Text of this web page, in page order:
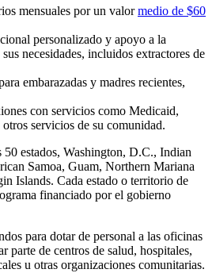
mensuales por un valormedio de $60
personalizado y apoyo a la
necesidades, incluidos extractores de
embarazadas y madres recientes,
con servicios como Medicaid,
servicios de su comunidad.
estados, Washington, D.C., Indian
Samoa, Guam, Northern Mariana
Islands. Cada estado o territorio de
financiado por el gobierno
para dotar de personal a las oficinas
parte de centros de salud, hospitales,
u otras organizaciones comunitarias.